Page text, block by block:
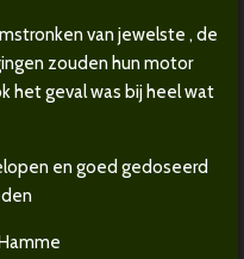
van jewelste , de
zouden hun motor
het geval was bij heel wat
en goed gedoseerd